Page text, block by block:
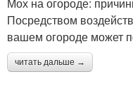
Посредством
вашем огороде может
читать дальше →